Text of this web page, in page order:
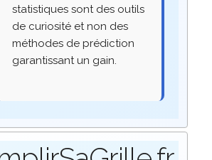
statistiques sont des outils
de curiosité et non des
méthodes de prédiction
garantissant un gain.